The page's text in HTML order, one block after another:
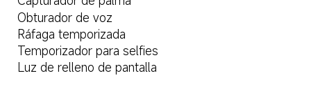
Obturador de voz
Ráfaga temporizada
Temporizador para selfies
Luz de relleno de pantalla